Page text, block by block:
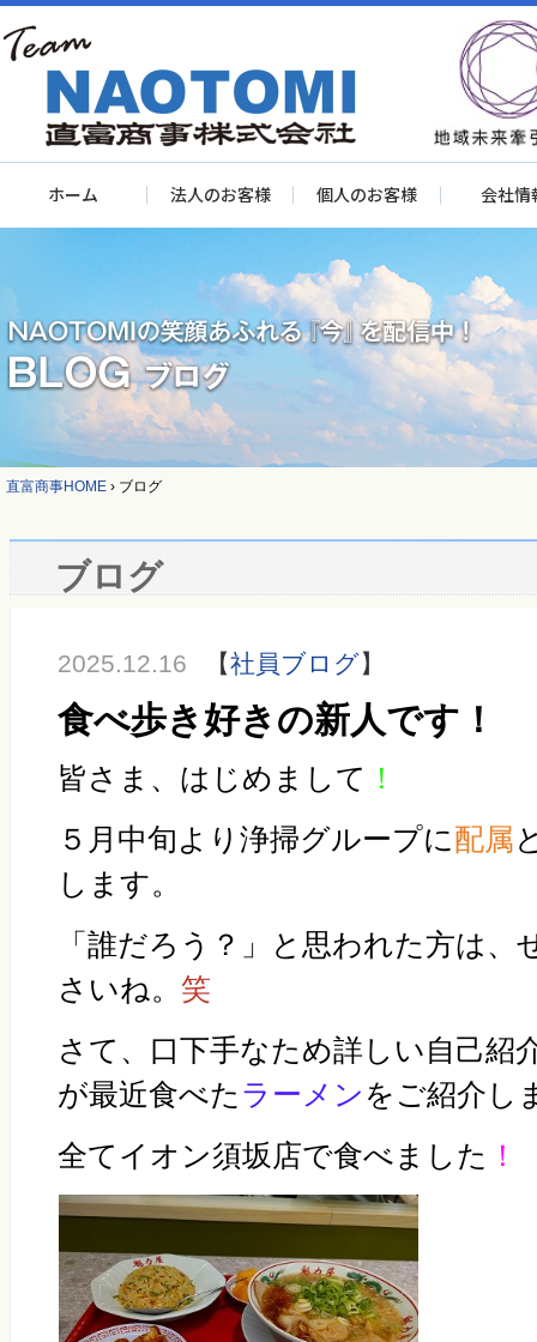
ホーム 法人のお客様 個人のお客様 会社情
直富商事HOME › ブログ
ブログ
2025.12.16 【社員ブログ】
食べ歩き好きの新人です！
皆さま、はじめまして ！
５月中旬より浄掃グループに配属
します。
「誰だろう？」と思われた方は、
さいね。 笑
さて、口下手なため詳しい自己紹
が最近食べた ラーメン をご紹介し
全てイオン須坂店で食べました ！